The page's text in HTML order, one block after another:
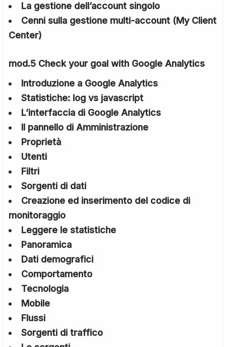
La gestione dell’account singolo
Cenni sulla gestione multi-account (My Client
Center)
mod.5 Check your goal with Google Analytics
Introduzione a Google Analytics
Statistiche: log vs javascript
L’interfaccia di Google Analytics
Il pannello di Amministrazione
Proprietà
Utenti
Filtri
Sorgenti di dati
Creazione ed inserimento del codice di
monitoraggio
Leggere le statistiche
Panoramica
Dati demografici
Comportamento
Tecnologia
Mobile
Flussi
Sorgenti di traffico